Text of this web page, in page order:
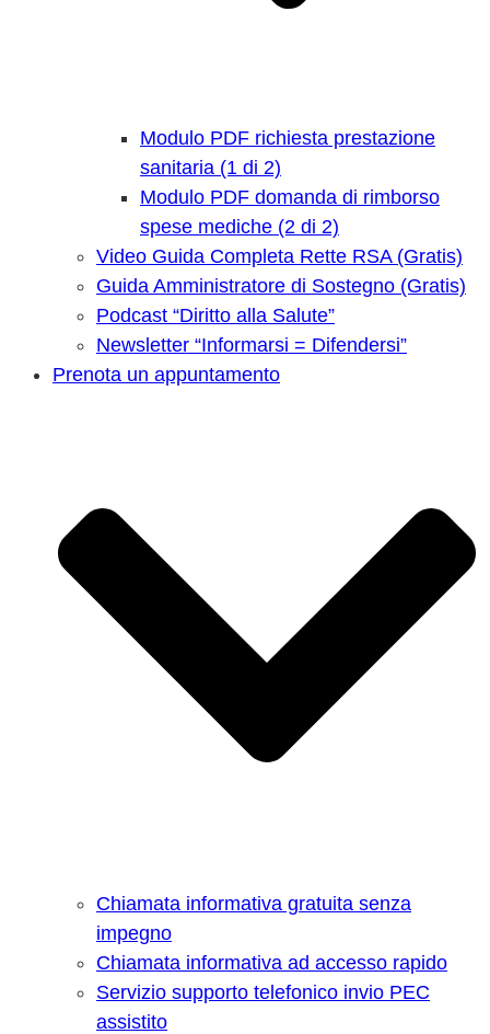
Modulo PDF richiesta prestazione
sanitaria (1 di 2)
Modulo PDF domanda di rimborso
spese mediche (2 di 2)
Video Guida Completa Rette RSA (Gratis)
Guida Amministratore di Sostegno (Gratis)
Podcast “Diritto alla Salute”
Newsletter “Informarsi = Difendersi”
Prenota un appuntamento
Chiamata informativa gratuita senza
impegno
Chiamata informativa ad accesso rapido
Servizio supporto telefonico invio PEC
assistito